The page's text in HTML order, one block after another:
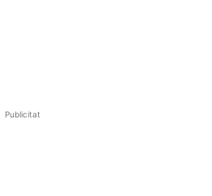
Publicitat